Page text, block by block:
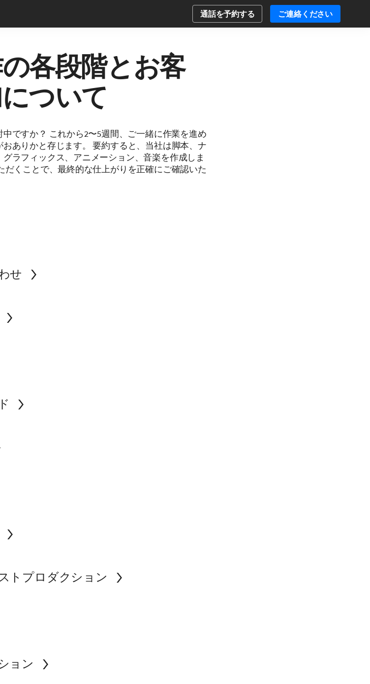
通話を予約する ご連絡ください
各段階とお客
ついて
ですか？ これから2〜5週間、ご一緒に作業を進め
ありかと存じます。 要約すると、当社は脚本、ナ
ラフィックス、アニメーション、音楽を作成しま
だくことで、最終的な仕上がりを正確にご確認いた
せ
トプロダクション
ョン